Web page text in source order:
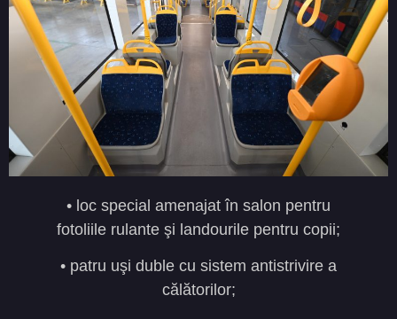
• loc special amenajat în salon pentru
fotoliile rulante şi landourile pentru copii;
• patru uşi duble cu sistem antistrivire a
călătorilor;